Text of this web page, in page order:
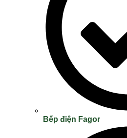
Bếp điện Fagor